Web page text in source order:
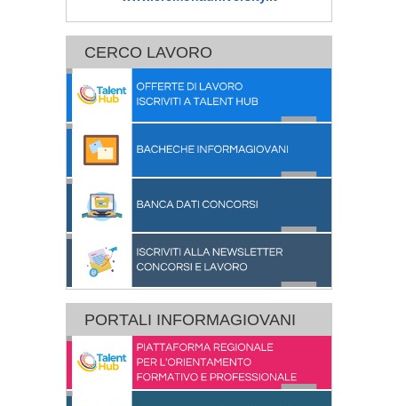
CERCO LAVORO
PORTALI INFORMAGIOVANI